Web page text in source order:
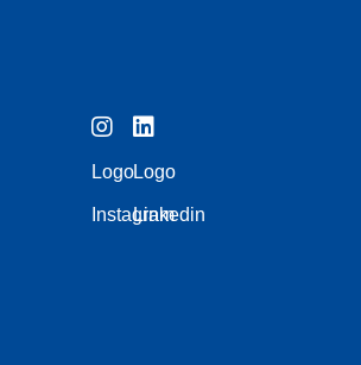
Logo
Instagram
Logo
Linkedin